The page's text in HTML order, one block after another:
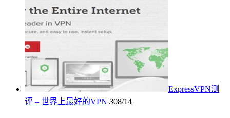
ExpressVPN测
评 – 世界上最好的VPN 308/14